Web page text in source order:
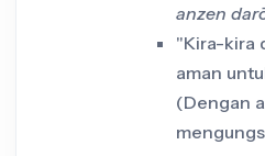
anzen
"Kira-kira
aman
(Dengan